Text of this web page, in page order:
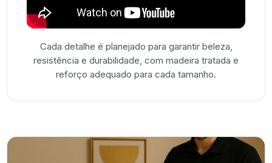
Cada detalhe é planejado para garantir beleza,
resistência e durabilidade, com madeira tratada e
reforço adequado para cada tamanho.